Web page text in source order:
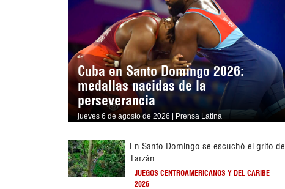
Cuba en Santo Domingo 2026:
medallas nacidas de la
perseverancia
jueves 6 de agosto de 2026 | Prensa Latina
En Santo Domingo se escuchó el grito de
Tarzán
JUEGOS CENTROAMERICANOS Y DEL CARIBE
2026